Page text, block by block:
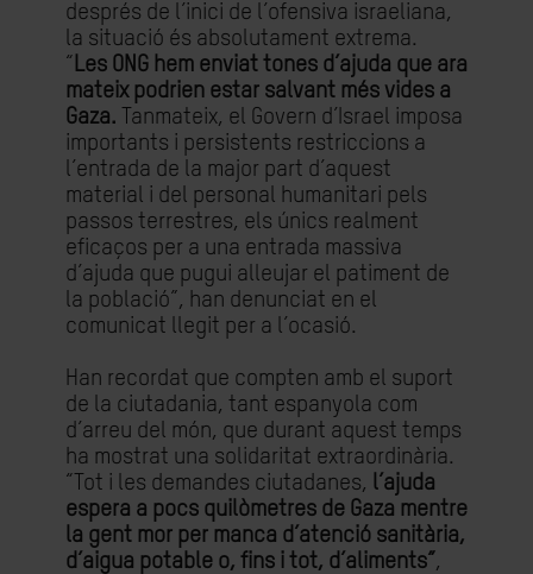
després de l’inici de l’ofensiva israeliana,
la situació és absolutament extrema.
“ Les ONG hem enviat tones d’ajuda que ara
mateix podrien estar salvant més vides a
Gaza. Tanmateix, el Govern d’Israel imposa
importants i persistents restriccions a
l’entrada de la major part d’aquest
material i del personal humanitari pels
passos terrestres, els únics realment
eficaços per a una entrada massiva
d’ajuda que pugui alleujar el patiment de
la població”, han denunciat en el
comunicat llegit per a l’ocasió.
Han recordat que compten amb el suport
de la ciutadania, tant espanyola com
d’arreu del món, que durant aquest temps
ha mostrat una solidaritat extraordinària.
“Tot i les demandes ciutadanes, l’ajuda
espera a pocs quilòmetres de Gaza mentre
la gent mor per manca d’atenció sanitària,
d’aigua potable o, fins i tot, d’aliments”,